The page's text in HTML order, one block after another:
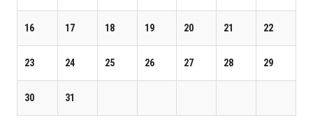
16 17 18 19 20 21 22
23 24 25 26 27 28 29
30 31